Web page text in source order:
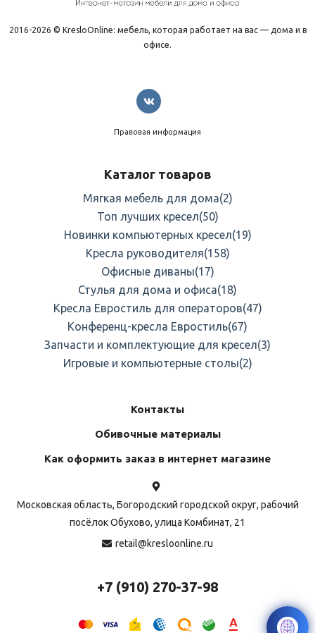
2016-2026 © KresloOnline: мебель, которая работает на вас — дома и в
офисе.
Правовая информация
Каталог товаров
Мягкая мебель для дома(2)
Топ лучших кресел(50)
Новинки компьютерных кресел(19)
Кресла руководителя(158)
Офисные диваны(17)
Стулья для дома и офиса(18)
Кресла Евростиль для операторов(47)
Конференц-кресла Евростиль(67)
Запчасти и комплектующие для кресел(3)
Игровые и компьютерные столы(2)
Контакты
Обивочные материалы
Как оформить заказ в интернет магазине
Московская область, Богородский городской округ, рабочий
посёлок Обухово, улица Комбинат, 21
retail@kresloonline.ru
+7 (910) 270-37-98